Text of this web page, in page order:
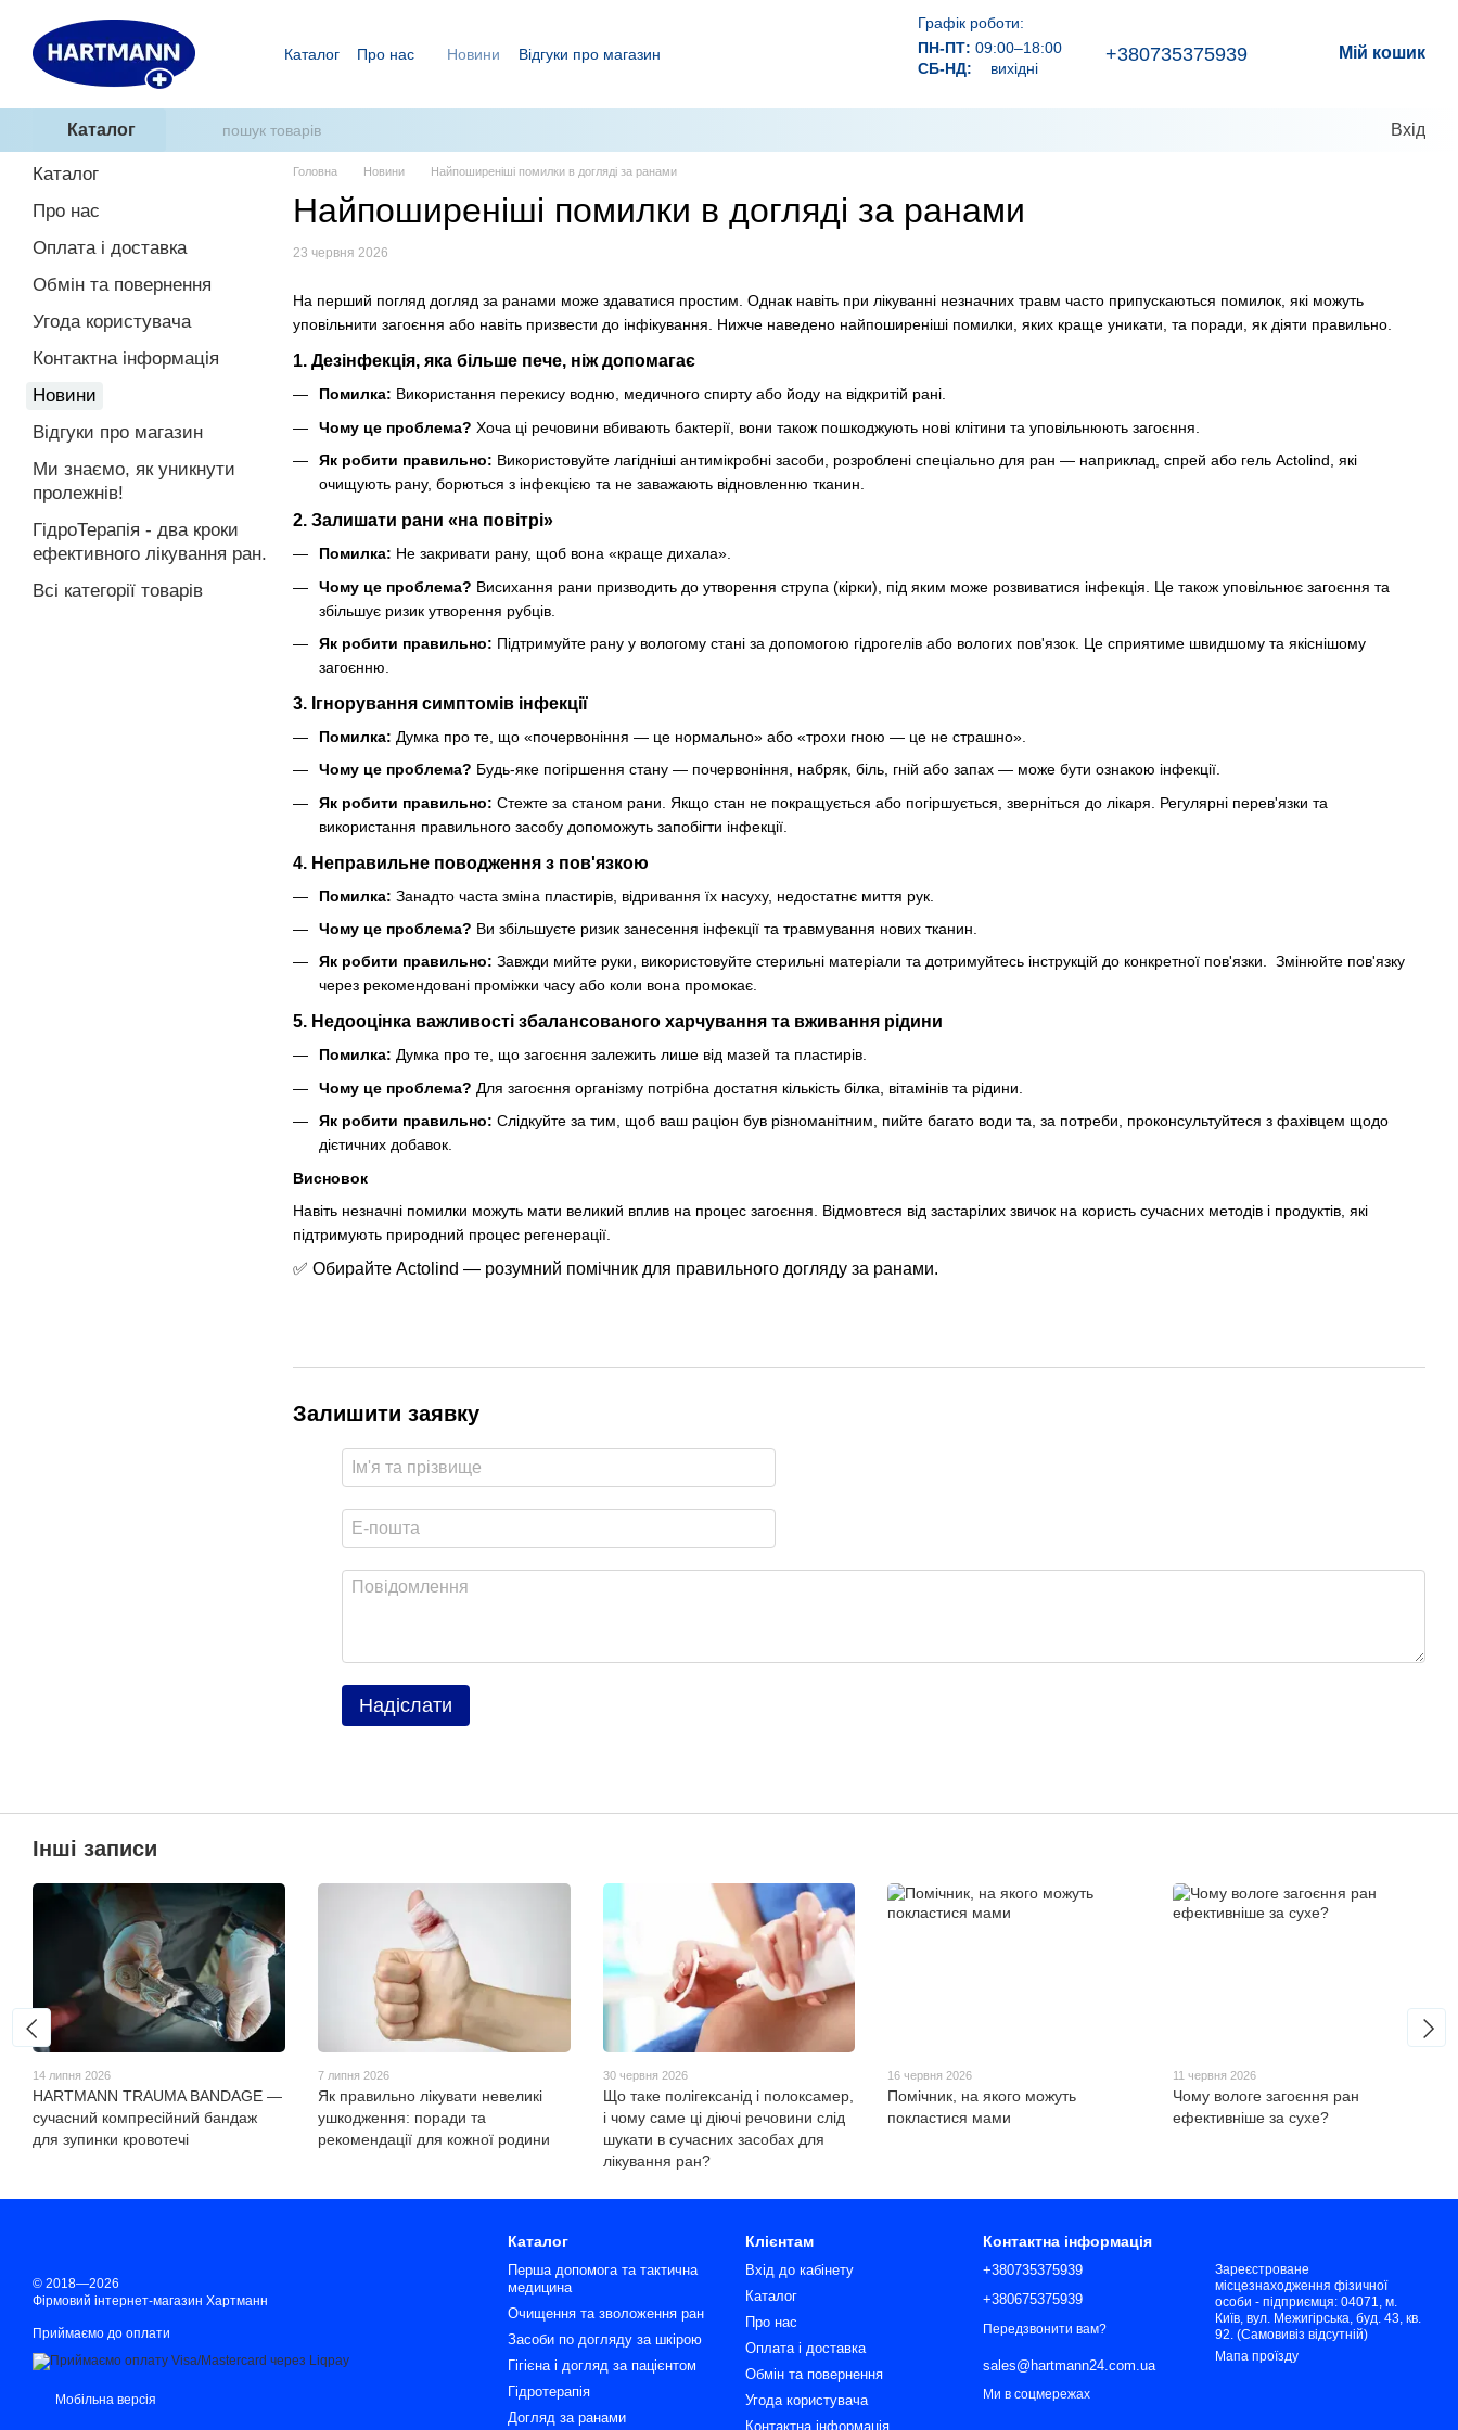
Перейти до основного контенту
Каталог Про нас Новини
Відгуки про магазин
Графік роботи:
ПН-ПТ: 09:00–18:00
СБ-НД:
вихідні
+380735375939 Мій кошик
Каталог Вхід
Головна Новини Найпоширеніші помилки в догляді за ранами
Найпоширеніші помилки в догляді за ранами
23 червня 2026
На перший погляд догляд за ранами може здаватися простим. Однак навіть при лікуванні незначних травм часто припускаються помилок, які можуть
уповільнити загоєння або навіть призвести до інфікування. Нижче наведено найпоширеніші помилки, яких краще уникати, та поради, як діяти правильно.
1. Дезінфекція, яка більше пече, ніж допомагає
Помилка: Використання перекису водню, медичного спирту або йоду на відкритій рані.
Чому це проблема? Хоча ці речовини вбивають бактерії, вони також пошкоджують нові клітини та уповільнюють загоєння.
Як робити правильно: Використовуйте лагідніші антимікробні засоби, розроблені спеціально для ран — наприклад, спрей або гель Actolind, які
очищують рану, борються з інфекцією та не заважають відновленню тканин.
2. Залишати рани «на повітрі»
Помилка: Не закривати рану, щоб вона «краще дихала».
Чому це проблема? Висихання рани призводить до утворення струпа (кірки), під яким може розвиватися інфекція. Це також уповільнює загоєння та
збільшує ризик утворення рубців.
Як робити правильно: Підтримуйте рану у вологому стані за допомогою гідрогелів або вологих пов'язок. Це сприятиме швидшому та якіснішому
загоєнню.
3. Ігнорування симптомів інфекції
Помилка: Думка про те, що «почервоніння — це нормально» або «трохи гною — це не страшно».
Чому це проблема? Будь-яке погіршення стану — почервоніння, набряк, біль, гній або запах — може бути ознакою інфекції.
Як робити правильно: Стежте за станом рани. Якщо стан не покращується або погіршується, зверніться до лікаря. Регулярні перев'язки та
використання правильного засобу допоможуть запобігти інфекції.
4. Неправильне поводження з пов'язкою
Помилка: Занадто часта зміна пластирів, відривання їх насуху, недостатнє миття рук.
Чому це проблема? Ви збільшуєте ризик занесення інфекції та травмування нових тканин.
Як робити правильно: Завжди мийте руки, використовуйте стерильні матеріали та дотримуйтесь інструкцій до конкретної пов'язки. Змінюйте пов'язку
через рекомендовані проміжки часу або коли вона промокає.
5. Недооцінка важливості збалансованого харчування та вживання рідини
Помилка: Думка про те, що загоєння залежить лише від мазей та пластирів.
Чому це проблема? Для загоєння організму потрібна достатня кількість білка, вітамінів та рідини.
Як робити правильно: Слідкуйте за тим, щоб ваш раціон був різноманітним, пийте багато води та, за потреби, проконсультуйтеся з фахівцем щодо
дієтичних добавок.
Висновок
Навіть незначні помилки можуть мати великий вплив на процес загоєння. Відмовтеся від застарілих звичок на користь сучасних методів і продуктів, які
підтримують природний процес регенерації.
✅ Обирайте Actolind — розумний помічник для правильного догляду за ранами.
Залишити заявку
Надіслати
Каталог
Про нас
Оплата і доставка
Обмін та повернення
Угода користувача
Контактна інформація
Новини
Відгуки про магазин
Ми знаємо, як уникнути
пролежнів!
ГідроТерапія - два кроки
ефективного лікування ран.
Всі категорії товарів
Інші записи
14 липня 2026
HARTMANN TRAUMA BANDAGE —
сучасний компресійний бандаж
для зупинки кровотечі
7 липня 2026
Як правильно лікувати невеликі
ушкодження: поради та
рекомендації для кожної родини
30 червня 2026
Що таке полігексанід і полоксамер,
і чому саме ці діючі речовини слід
шукати в сучасних засобах для
лікування ран?
16 червня 2026
Помічник, на якого можуть
покластися мами
11 червня 2026
Чому вологе загоєння ран
ефективніше за сухе?
© 2018—2026
Фірмовий інтернет-магазин Хартманн
Приймаємо до оплати
Мобільна версія
Каталог
Перша допомога та тактична
медицина
Очищення та зволоження ран
Засоби по догляду за шкірою
Гігієна і догляд за пацієнтом
Гідротерапія
Догляд за ранами
Клієнтам
Вхід до кабінету
Каталог
Про нас
Оплата і доставка
Обмін та повернення
Угода користувача
Контактна інформація
Контактна інформація
+380735375939
+380675375939
Передзвонити вам?
sales@hartmann24.com.ua
Зареєстроване
місцезнаходження фізичної
особи - підприємця: 04071, м.
Київ, вул. Межигірська, буд. 43, кв.
92. (Самовивіз відсутній)
Мапа проїзду
Ми в соцмережах